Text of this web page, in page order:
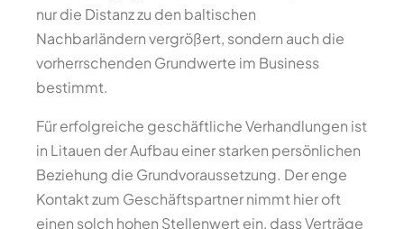
nur die Distanz zu den baltischen
Nachbarländern vergrößert, sondern auch die
vorherrschenden Grundwerte im Business
bestimmt.
Für erfolgreiche geschäftliche Verhandlungen ist
in Litauen der Aufbau einer starken persönlichen
Beziehung die Grundvoraussetzung. Der enge
Kontakt zum Geschäftspartner nimmt hier oft
einen solch hohen Stellenwert ein, dass Verträge